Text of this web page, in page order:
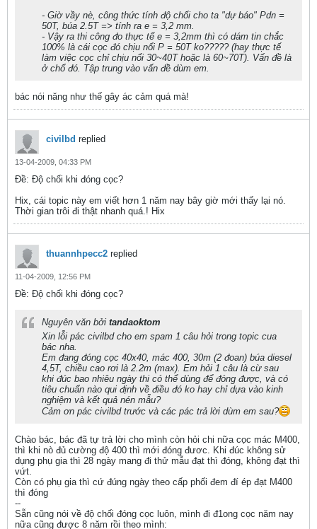
- Giờ vầy nè, công thức tính độ chối cho ta "dự báo" Pdn =
50T, búa 2.5T => tính ra e = 3,2 mm.
- Vậy ra thi công đo thực tế e = 3,2mm thì có dám tin chắc
100% là cái cọc đó chịu nổi P = 50T ko????? (hay thực tế
làm việc cọc chỉ chịu nổi 30~40T hoặc là 60~70T). Vấn đề là
ở chổ đó. Tập trung vào vấn đề dùm em.
bác nói năng như thế gây ác cảm quá mà!
civilbd replied
13-04-2009, 04:33 PM
Ðề: Độ chối khi đóng cọc?
Hix, cái topic này em viết hơn 1 năm nay bây giờ mới thấy lại nó.
Thời gian trôi đi thật nhanh quá.! Hix
thuannhpecc2 replied
11-04-2009, 12:56 PM
Ðề: Độ chối khi đóng cọc?
Nguyên văn bởi tandaoktom
Xin lỗi pác civilbd cho em spam 1 câu hỏi trong topic cua
bác nha.
Em đang đóng cọc 40x40, mác 400, 30m (2 đoan) búa diesel
4,5T, chiều cao rơi là 2.2m (max). Em hỏi 1 câu là cừ sau
khi đúc bao nhiêu ngày thi có thể dùng để đóng được, và có
tiêu chuẩn nào qui định về điều đó ko hay chỉ dựa vào kinh
nghiệm và kết quả nén mẫu?
Cảm ơn pác civilbd trước và các pác trả lời dùm em sau?
Chào bác, bác đã tự trả lời cho mình còn hỏi chi nữa cọc mác M400,
thì khi nò đủ cường độ 400 thì mới đóng đươc. Khi đúc không sử
dụng phụ gia thì 28 ngày mang đi thử mẫu đạt thì đóng, không đạt thì
vứt.
Còn có phụ gia thì cứ đúng ngày theo cấp phối đem đí ép đạt M400
thì đóng
--
Sẵn cũng nói về độ chối đóng cọc luôn, mình đi đ1ong cọc năm nay
nữa cũng được 8 năm rồi theo mình: